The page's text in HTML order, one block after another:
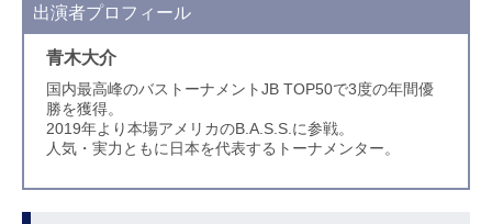
出演者プロフィール
青木大介
国内最高峰のバストーナメントJB TOP50で3度の年間優
勝を獲得。
2019年より本場アメリカのB.A.S.S.に参戦。
人気・実力ともに日本を代表するトーナメンター。